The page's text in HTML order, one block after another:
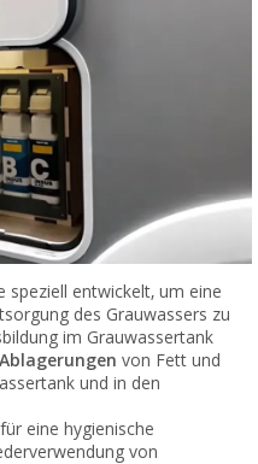
speziell entwickelt, um eine
des Grauwassers zu
im Grauwassertank
von Fett und
und in den
eine hygienische
von